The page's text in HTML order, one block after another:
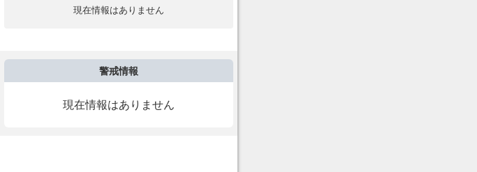
現在情報はありません
警戒情報
現在情報はありません